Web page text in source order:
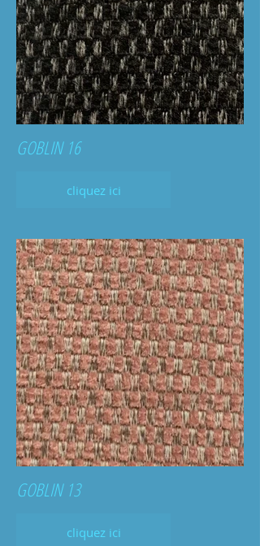
GOBLIN 16
cliquez ici
GOBLIN 13
cliquez ici